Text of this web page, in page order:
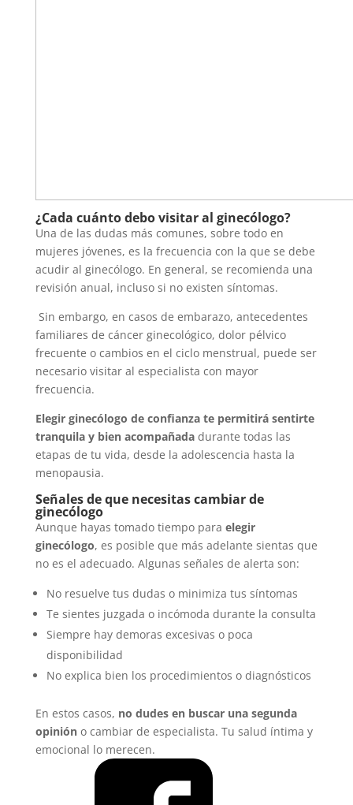
¿Cada cuánto debo visitar al ginecólogo?
Una de las dudas más comunes, sobre todo en
mujeres jóvenes, es la frecuencia con la que se debe
acudir al ginecólogo. En general, se recomienda una
revisión anual, incluso si no existen síntomas.
Sin embargo, en casos de embarazo, antecedentes
familiares de cáncer ginecológico, dolor pélvico
frecuente o cambios en el ciclo menstrual, puede ser
necesario visitar al especialista con mayor
frecuencia.
Elegir ginecólogo de confianza te permitirá sentirte
tranquila y bien acompañadadurante todas las
etapas de tu vida, desde la adolescencia hasta la
menopausia.
Señales de que necesitas cambiar de
ginecólogo
Aunque hayas tomado tiempo para elegir
ginecólogo, es posible que más adelante sientas que
no es el adecuado. Algunas señales de alerta son:
No resuelve tus dudas o minimiza tus síntomas
Te sientes juzgada o incómoda durante la consulta
Siempre hay demoras excesivas o poca
disponibilidad
No explica bien los procedimientos o diagnósticos
En estos casos, no dudes en buscar una segunda
opinióno cambiar de especialista. Tu salud íntima y
emocional lo merecen.